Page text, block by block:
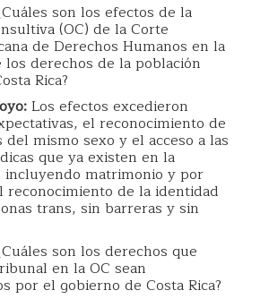
son los efectos de la
(OC) de la Corte
de Derechos Humanos en la
los derechos de la población
Rica?
Los efectos excedieron
el reconocimiento de
del mismo sexo y el acceso a las
que ya existen en la
incluyendo matrimonio y por
reconocimiento de la identidad
trans, sin barreras y sin
son los derechos que
en la OC sean
por el gobierno de Costa Rica?